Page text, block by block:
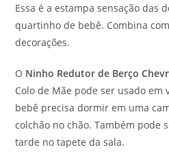
Essa é a estampa sensação das
quartinho de bebê. Combina
decorações.
O Ninho Redutor de Berço
Colo de Mãe pode ser usado em
bebê precisa dormir em uma
colchão no chão. Também pode
tarde no tapete da sala.